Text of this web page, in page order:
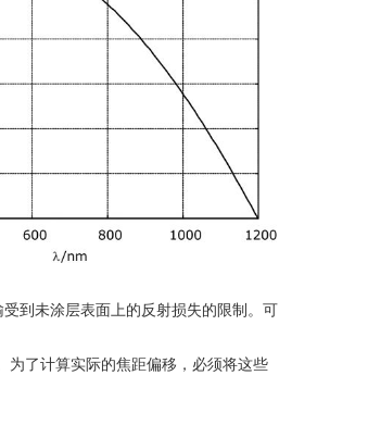
到未涂层表面上的反射损失的限制。可
为了计算实际的焦距偏移，必须将这些